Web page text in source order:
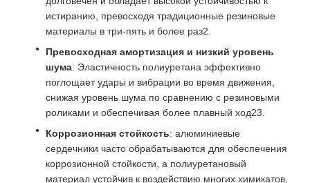
истиранию, превосходя традиционные резиновые
материалы в три-пять и более раз2.
Превосходная амортизация и низкий уровень
шума: Эластичность полиуретана эффективно
поглощает удары и вибрации во время движения,
снижая уровень шума по сравнению с резиновыми
роликами и обеспечивая более плавный ход23.
Коррозионная стойкость: алюминиевые
сердечники часто обрабатываются для обеспечения
коррозионной стойкости, а полиуретановый
материал устойчив к воздействию многих химикатов,